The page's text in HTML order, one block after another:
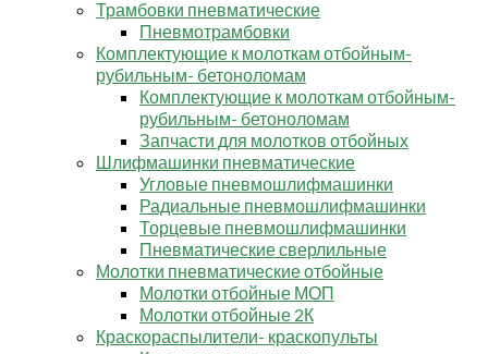
Трамбовки пневматические
Пневмотрамбовки
Комплектующие к молоткам отбойным-
рубильным- бетоноломам
Комплектующие к молоткам отбойным-
рубильным- бетоноломам
Запчасти для молотков отбойных
Шлифмашинки пневматические
Угловые пневмошлифмашинки
Радиальные пневмошлифмашинки
Торцевые пневмошлифмашинки
Пневматические сверлильные
Молотки пневматические отбойные
Молотки отбойные МОП
Молотки отбойные 2К
Краскораспылители- краскопульты